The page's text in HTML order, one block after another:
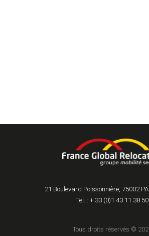
21 Boulevard Poissonnière, 75002
Tel. : + 33 (0)1 43 11 38 50
Tous droits réservés ©